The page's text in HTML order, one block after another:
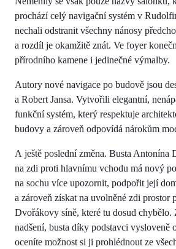
prochází celý navigační systém v
nechali odstranit všechny nánosy
a rozdíl je okamžitě znát. Ve foyer
přírodního kamene i jedinečné výmalby.
Autory nové navigace po budově jsou
a Robert Jansa. Vytvořili elegantní,
funkční systém, který respektuje
budovy a zároveň odpovídá nárokům
A ještě poslední změna. Busta Antonína
na zdi proti hlavnímu vchodu má nový
na sochu více upozornit, podpořit její
a zároveň získat na uvolněné zdi prostor
Dvořákovy síně, které tu dosud chybělo.
nadšení, busta díky podstavci vysloveně
oceníte možnost si ji prohlédnout ze